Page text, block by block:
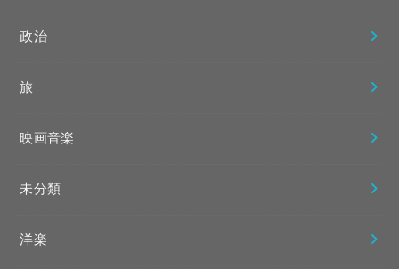
政治
旅
映画音楽
未分類
洋楽